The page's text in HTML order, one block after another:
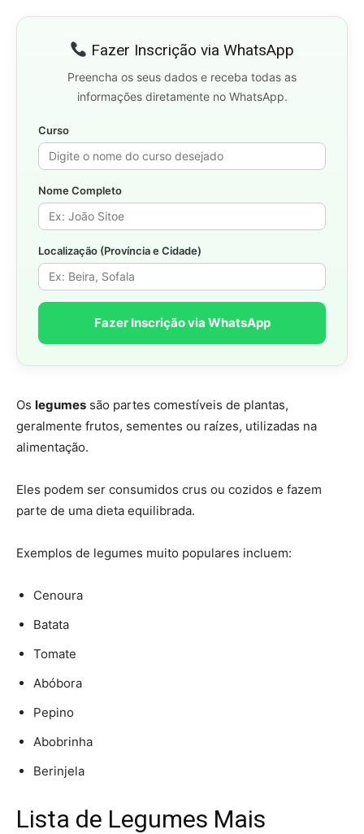
Fazer Inscrição via WhatsApp
Preencha os seus dados e receba todas as
informações diretamente no WhatsApp.
Curso
Nome Completo
Localização (Província e Cidade)
Fazer Inscrição via WhatsApp
Os legumes são partes comestíveis de plantas,
geralmente frutos, sementes ou raízes, utilizadas na
alimentação.
Eles podem ser consumidos crus ou cozidos e fazem
parte de uma dieta equilibrada.
Exemplos de legumes muito populares incluem:
Cenoura
Batata
Tomate
Abóbora
Pepino
Abobrinha
Berinjela
Lista de Legumes Mais